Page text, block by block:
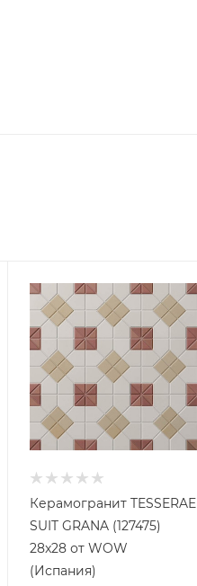
Керамогранит TESSERAE
SUIT GRANA (127475)
28x28 от WOW
(Испания)